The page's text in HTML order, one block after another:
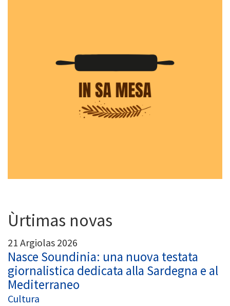
Ùrtimas novas
21 Argiolas 2026
Nasce Soundinia: una nuova testata
giornalistica dedicata alla Sardegna e al
Mediterraneo
Cultura